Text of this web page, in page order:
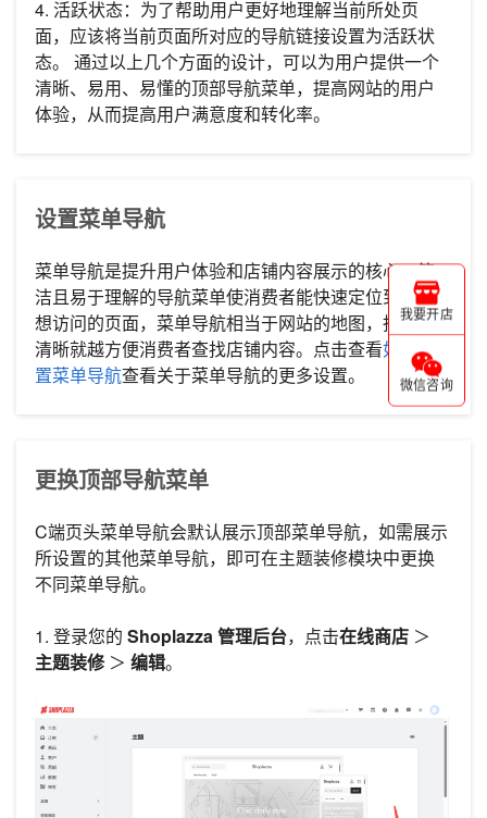
4. 活跃状态：为了帮助用户更好地理解当前所处页
面，应该将当前页面所对应的导航链接设置为活跃状
态。 通过以上几个方面的设计，可以为用户提供一个
清晰、易用、易懂的顶部导航菜单，提高网站的用户
体验，从而提高用户满意度和转化率。
设置菜单导航
菜单导航是提升用户体验和店铺内容展示的核心。简
洁且易于理解的导航菜单使消费者能快速定位到他们
想访问的页面，菜单导航相当于网站的地图，指引越
清晰就越方便消费者查找店铺内容。点击查看如何设
置菜单导航查看关于菜单导航的更多设置。
更换顶部导航菜单
C端页头菜单导航会默认展示顶部菜单导航，如需展示
所设置的其他菜单导航，即可在主题装修模块中更换
不同菜单导航。
1. 登录您的 Shoplazza 管理后台，点击在线商店 ＞
主题装修＞ 编辑。
我要开店
微信咨询